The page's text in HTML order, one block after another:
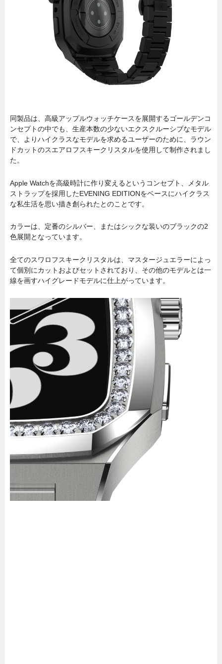
同製品は、高級アップルウォッチケースを展開するゴールデンコ
ンセプトの中でも、生産本数の少ないエクスクルーシブなモデル
で、よりハイクラスなモデルを求めるユーザーのために、ラウン
ドカットのスエアロフスキークリスタルを使用して制作されまし
た。
Apple Watchを高級時計に作り変えるというコンセプト、メタル
ストラップを採用したEVENING EDITIONをベースにハイクラス
な私生活を思い描き創られたとのことです。
カラーは、定番のシルバー、またはシックな装いのブラックの2
色展開となっています。
全てのスワロフスキークリスタルは、マスタージュエラーによっ
て個別にカットおよびセットされており、その他のモデルとは一
線を画すハイグレードモデルに仕上がっています。